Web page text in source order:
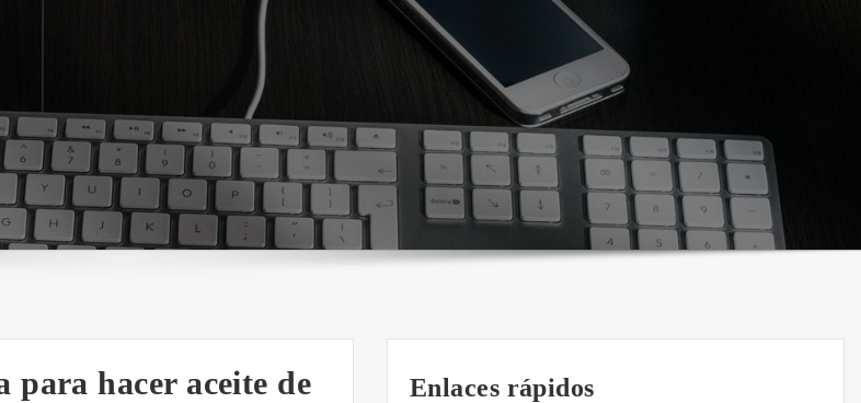
para hacer aceite de
Enlaces rápidos